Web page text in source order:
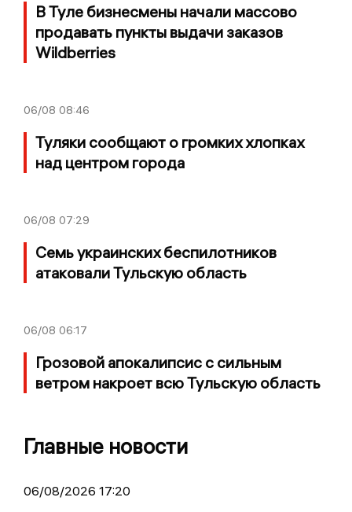
В Туле бизнесмены начали массово
продавать пункты выдачи заказов
Wildberries
06/08 08:46
Туляки сообщают о громких хлопках
над центром города
06/08 07:29
Семь украинских беспилотников
атаковали Тульскую область
06/08 06:17
Грозовой апокалипсис с сильным
ветром накроет всю Тульскую область
Главные новости
06/08/2026 17:20